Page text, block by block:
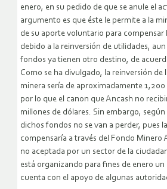
enero, en su pedido de que se anule el
argumento es que éste le permite a la
de su aporte voluntario para compensar
debido a la reinversión de utilidades,
fondos ya tienen otro destino, de
Como se ha divulgado, la reinversión de
minera sería de aproximadamente 1,200
por lo que el canon que Ancash no
millones de dólares. Sin embargo,
dichos fondos no se van a perder, pues
compensaría a través del Fondo Minero
no aceptada por un sector de la
está organizando para fines de enero
cuenta con el apoyo de algunas